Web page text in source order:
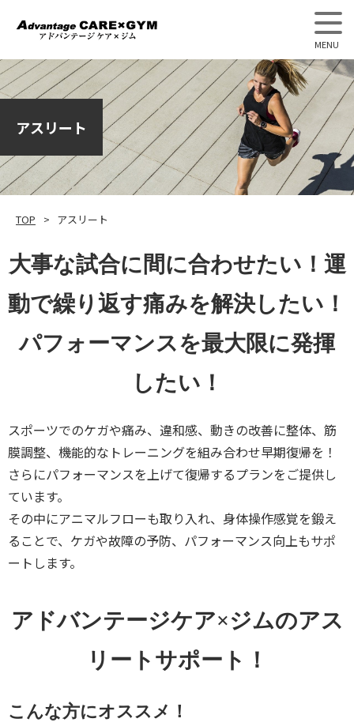
アスリート
TOP アスリート
大事な試合に間に合わせたい！運
動で繰り返す痛みを解決したい！
パフォーマンスを最大限に発揮
したい！
スポーツでのケガや痛み、違和感、動きの改善に整体、筋
膜調整、機能的なトレーニングを組み合わせ早期復帰を！
さらにパフォーマンスを上げて復帰するプランをご提供し
ています。
その中にアニマルフローも取り入れ、身体操作感覚を鍛え
ることで、ケガや故障の予防、パフォーマンス向上もサポ
ートします。
アドバンテージケア×ジムのアス
リートサポート！
こんな方にオススメ！